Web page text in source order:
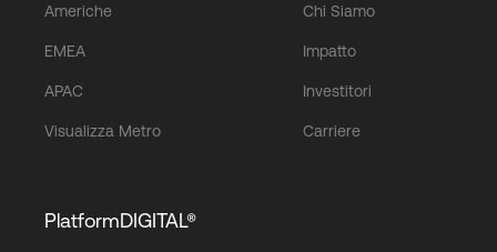
Americhe
EMEA
APAC
Visualizza Metro
Chi Siamo
Impatto
Investitori
Carriere
PlatformDIGITAL®